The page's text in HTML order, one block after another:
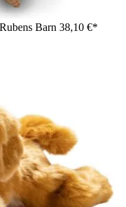
Barn 38,10 €*